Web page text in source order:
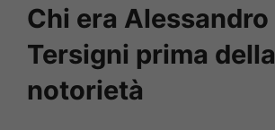
Chi era Alessandro
Tersigni prima della
notorietà